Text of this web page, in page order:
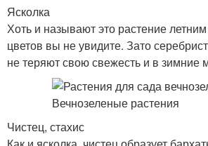
Ясколка
Хоть и называют это растение
цветов вы не увидите. Зато
не теряют свою свежесть и в зимние
Чистец, стахис